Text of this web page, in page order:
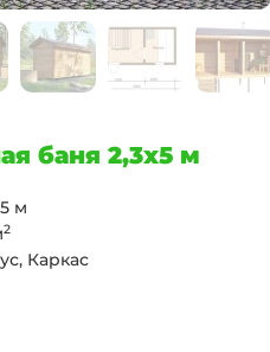
баня 2,3х5 м
м
2
Каркас